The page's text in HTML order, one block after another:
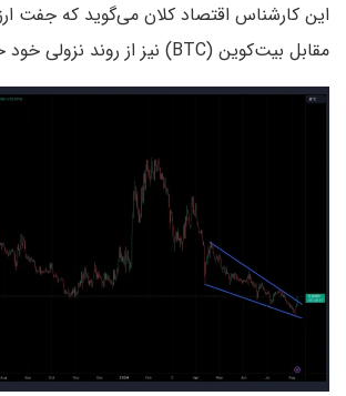
مقابل بیت‌کوین (BTC) نیز از روند نزولی خود خارج شده است.